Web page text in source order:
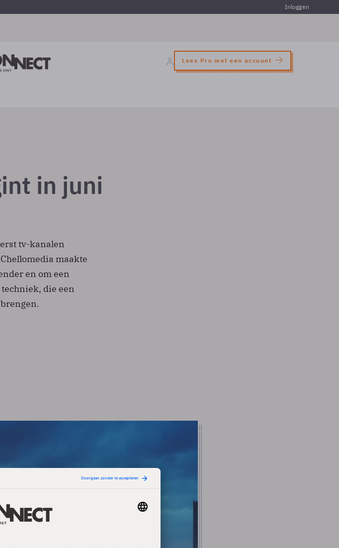
Inloggen
Lees Pro met een account
in juni
tv-kanalen
maakte
en om een
die een